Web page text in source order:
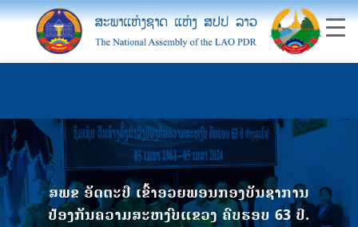
ສພຂ ອັດຕະປື ເຂົ້າອວຍພອນກອງບັນຊາການ
ປ້ອງກັນຄວາມສະຫງົບແຂວງ ຄົບຮອບ 63 ປີ.